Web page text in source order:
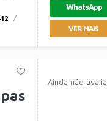
WhatsApp
VER MAIS
Ainda não